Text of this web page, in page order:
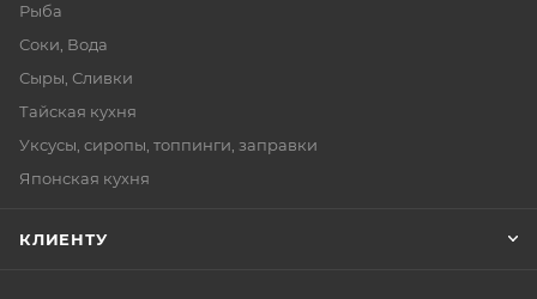
Рыба
Соки, Вода
Сыры, Сливки
Тайская кухня
Уксусы, сиропы, топпинги, заправки
Японская кухня
КЛИЕНТУ